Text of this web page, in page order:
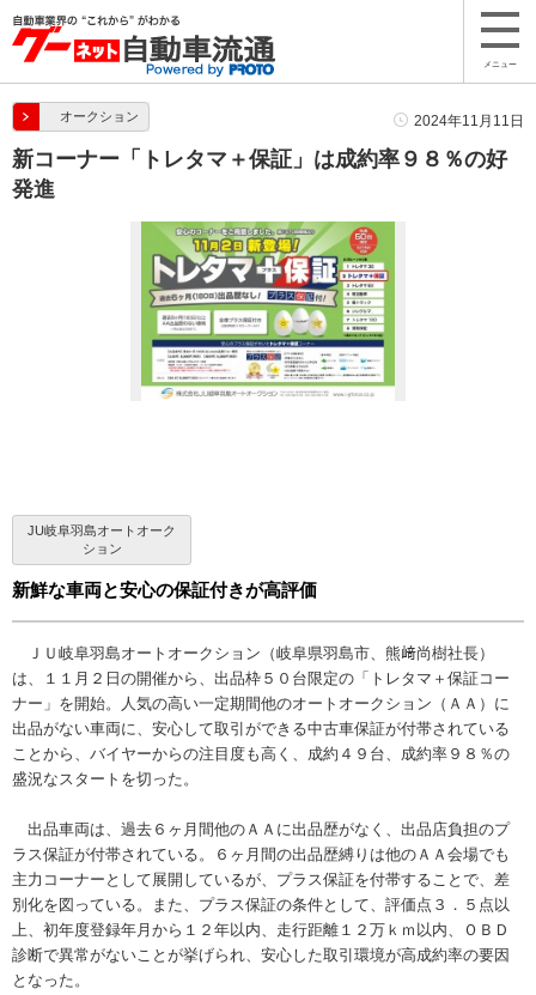
メニュー
オークション 2024年11月11日
新コーナー「トレタマ＋保証」は成約率９８％の好
発進
JU岐阜羽島オートオーク
ション
新鮮な車両と安心の保証付きが高評価
ＪＵ岐阜羽島オートオークション（岐阜県羽島市、熊﨑尚樹社長）
は、１１月２日の開催から、出品枠５０台限定の「トレタマ＋保証コー
ナー」を開始。人気の高い一定期間他のオートオークション（ＡＡ）に
出品がない車両に、安心して取引ができる中古車保証が付帯されている
ことから、バイヤーからの注目度も高く、成約４９台、成約率９８％の
盛況なスタートを切った。
出品車両は、過去６ヶ月間他のＡＡに出品歴がなく、出品店負担のプ
ラス保証が付帯されている。６ヶ月間の出品歴縛りは他のＡＡ会場でも
主力コーナーとして展開しているが、プラス保証を付帯することで、差
別化を図っている。また、プラス保証の条件として、評価点３．５点以
上、初年度登録年月から１２年以内、走行距離１２万ｋｍ以内、ＯＢＤ
診断で異常がないことが挙げられ、安心した取引環境が高成約率の要因
となった。